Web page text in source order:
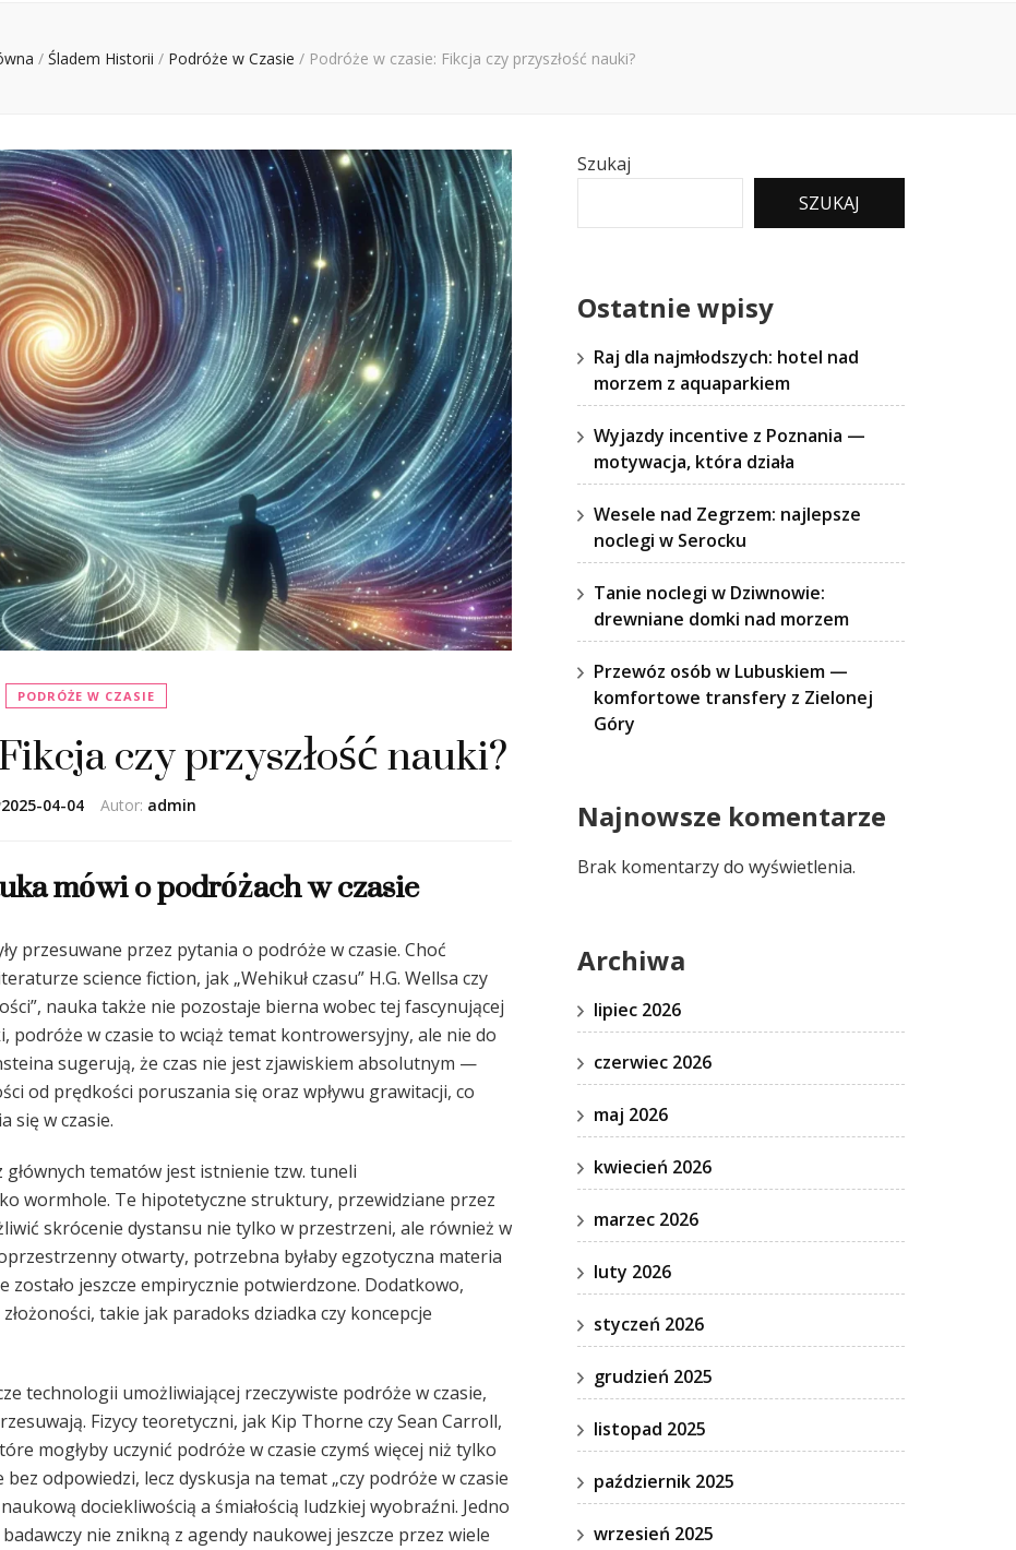
/ Śladem Historii / Podróże w Czasie / Podróże w czasie: Fikcja czy przyszłość nauki?
PODRÓŻE W CZASIE
czy przyszłość nauki?
Autor: admin
2025-04-04
mówi o podróżach w czasie
przesuwane przez pytania o podróże w czasie. Choć
science fiction, jak „Wehikuł czasu” H.G. Wellsa czy
nauka także nie pozostaje bierna wobec tej fascynującej
podróże w czasie to wciąż temat kontrowersyjny, ale nie do
sugerują, że czas nie jest zjawiskiem absolutnym —
od prędkości poruszania się oraz wpływu grawitacji, co
się w czasie.
tematów jest istnienie tzw. tuneli
wormhole. Te hipotetyczne struktury, przewidziane przez
skrócenie dystansu nie tylko w przestrzeni, ale również w
otwarty, potrzebna byłaby egzotyczna materia
jeszcze empirycznie potwierdzone. Dodatkowo,
takie jak paradoks dziadka czy koncepcje
technologii umożliwiającej rzeczywiste podróże w czasie,
Fizycy teoretyczni, jak Kip Thorne czy Sean Carroll,
mogłyby uczynić podróże w czasie czymś więcej niż tylko
odpowiedzi, lecz dyskusja na temat „czy podróże w czasie
dociekliwością a śmiałością ludzkiej wyobraźni. Jedno
nie znikną z agendy naukowej jeszcze przez wiele
Szukaj
SZUKAJ
Ostatnie wpisy
Raj dla najmłodszych: hotel nad
morzem z aquaparkiem
Wyjazdy incentive z Poznania —
motywacja, która działa
Wesele nad Zegrzem: najlepsze
noclegi w Serocku
Tanie noclegi w Dziwnowie:
drewniane domki nad morzem
Przewóz osób w Lubuskiem —
komfortowe transfery z Zielonej
Góry
Najnowsze komentarze
Brak komentarzy do wyświetlenia.
Archiwa
lipiec 2026
czerwiec 2026
maj 2026
kwiecień 2026
marzec 2026
luty 2026
styczeń 2026
grudzień 2025
listopad 2025
październik 2025
wrzesień 2025